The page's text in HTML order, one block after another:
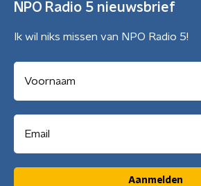
NPO Radio 5 nieuwsbrief
Ik wil niks missen van NPO Radio 5!
Aanmelden